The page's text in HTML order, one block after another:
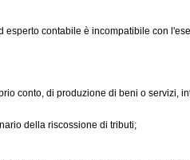
contabile è incompatibile con
conto, di produzione di beni o servizi,
della riscossione di tributi;